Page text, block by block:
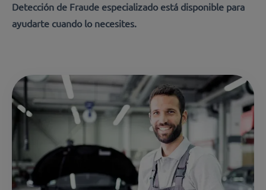
Detección de Fraude especializado está disponible para
ayudarte cuando lo necesites.